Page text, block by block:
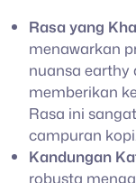
Rasa yang
menawarkan
nuansa earthy
memberikan
Rasa ini
campuran
Kandungan
robusta